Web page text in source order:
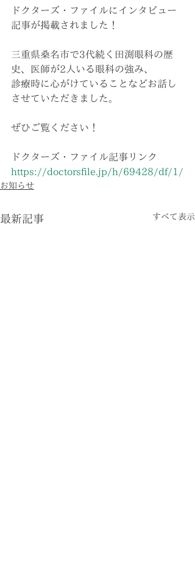
ドクターズ・ファイルにインタビュー
記事が掲載されました！
三重県桑名市で3代続く田渕眼科の歴
史、医師が2人いる眼科の強み、
診療時に心がけていることなどお話し
させていただきました。
ぜひご覧ください！
ドクターズ・ファイル記事リンク
https://doctorsfile.jp/h/69428/df/1/
お知らせ
最新記事 すべて表示